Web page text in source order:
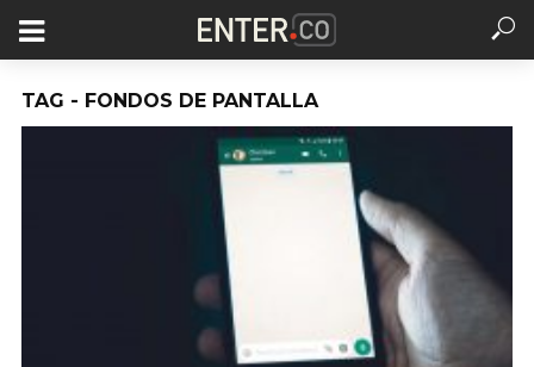
TAG - FONDOS DE PANTALLA